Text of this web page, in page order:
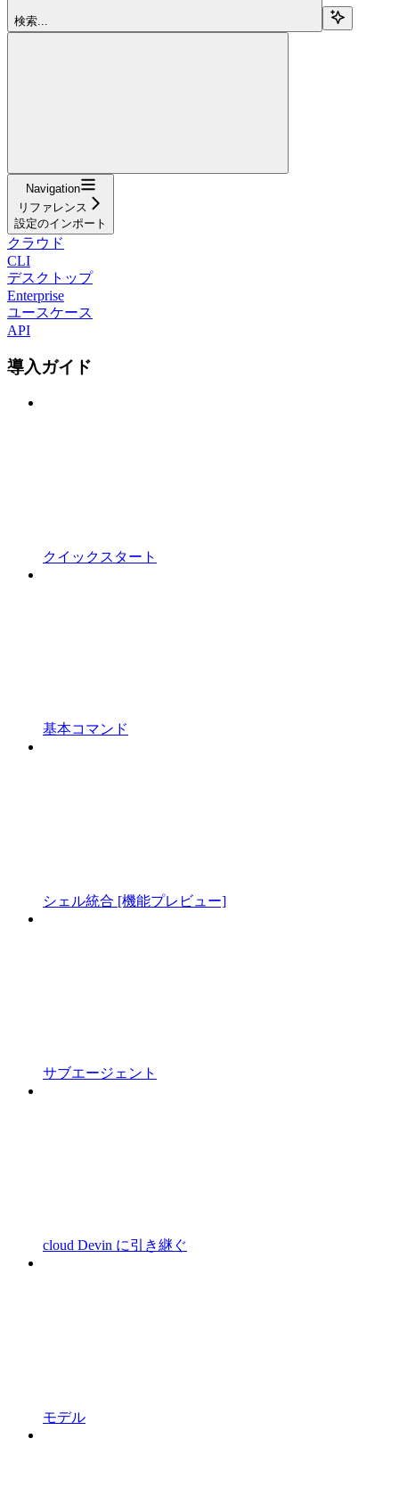
検索...
Navigation
リファレンス
設定のインポート
クラウド
CLI
デスクトップ
Enterprise
ユースケース
API
導入ガイド
クイックスタート
基本コマンド
シェル統合 [機能プレビュー]
サブエージェント
cloud Devin に引き継ぐ
モデル